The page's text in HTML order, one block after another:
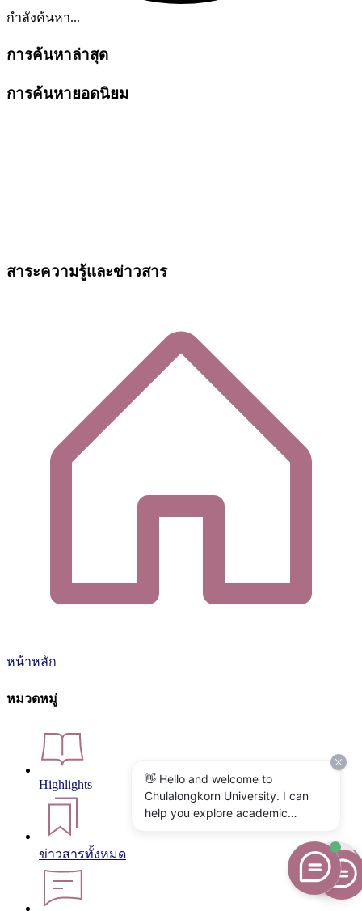
กำลังค้นหา...
การค้นหาล่าสุด
การค้นหายอดนิยม
สาระความรู้และข่าวสาร
หน้าหลัก
หมวดหมู่
Highlights
ข่าวสารทั้งหมด
👋 Hello and welcome to
Chulalongkorn University. I can
help you explore academic